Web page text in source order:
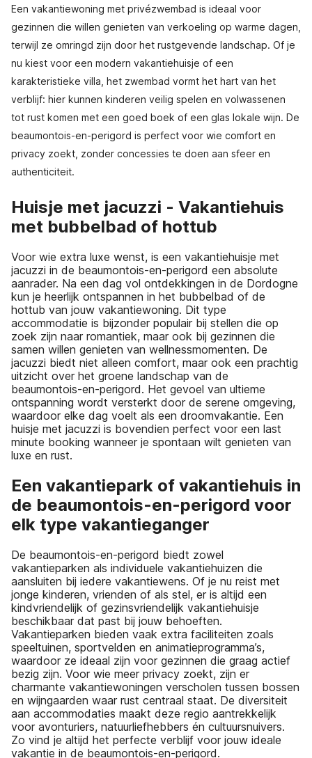
Een vakantiewoning met privézwembad is ideaal voor
gezinnen die willen genieten van verkoeling op warme dagen,
terwijl ze omringd zijn door het rustgevende landschap. Of je
nu kiest voor een modern vakantiehuisje of een
karakteristieke villa, het zwembad vormt het hart van het
verblijf: hier kunnen kinderen veilig spelen en volwassenen
tot rust komen met een goed boek of een glas lokale wijn. De
beaumontois-en-perigord is perfect voor wie comfort en
privacy zoekt, zonder concessies te doen aan sfeer en
authenticiteit.
Huisje met jacuzzi - Vakantiehuis
met bubbelbad of hottub
Voor wie extra luxe wenst, is een vakantiehuisje met
jacuzzi in de beaumontois-en-perigord een absolute
aanrader. Na een dag vol ontdekkingen in de Dordogne
kun je heerlijk ontspannen in het bubbelbad of de
hottub van jouw vakantiewoning. Dit type
accommodatie is bijzonder populair bij stellen die op
zoek zijn naar romantiek, maar ook bij gezinnen die
samen willen genieten van wellnessmomenten. De
jacuzzi biedt niet alleen comfort, maar ook een prachtig
uitzicht over het groene landschap van de
beaumontois-en-perigord. Het gevoel van ultieme
ontspanning wordt versterkt door de serene omgeving,
waardoor elke dag voelt als een droomvakantie. Een
huisje met jacuzzi is bovendien perfect voor een last
minute booking wanneer je spontaan wilt genieten van
luxe en rust.
Een vakantiepark of vakantiehuis in
de beaumontois-en-perigord voor
elk type vakantieganger
De beaumontois-en-perigord biedt zowel
vakantieparken als individuele vakantiehuizen die
aansluiten bij iedere vakantiewens. Of je nu reist met
jonge kinderen, vrienden of als stel, er is altijd een
kindvriendelijk of gezinsvriendelijk vakantiehuisje
beschikbaar dat past bij jouw behoeften.
Vakantieparken bieden vaak extra faciliteiten zoals
speeltuinen, sportvelden en animatieprogramma’s,
waardoor ze ideaal zijn voor gezinnen die graag actief
bezig zijn. Voor wie meer privacy zoekt, zijn er
charmante vakantiewoningen verscholen tussen bossen
en wijngaarden waar rust centraal staat. De diversiteit
aan accommodaties maakt deze regio aantrekkelijk
voor avonturiers, natuurliefhebbers én cultuursnuivers.
Zo vind je altijd het perfecte verblijf voor jouw ideale
vakantie in de beaumontois-en-perigord.